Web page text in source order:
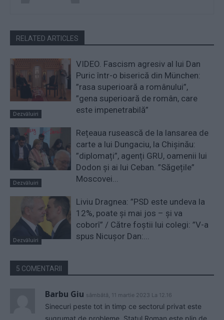
RELATED ARTICLES
Dezvăluiri
VIDEO. Fascism agresiv al lui Dan
Puric într-o biserică din München:
”rasa superioară a românului”,
”gena superioară de român, care
este impenetrabilă”
Dezvăluiri
Rețeaua rusească de la lansarea de
carte a lui Dungaciu, la Chișinău:
”diplomați”, agenți GRU, oamenii lui
Dodon și ai lui Ceban. ”Săgețile”
Moscovei...
Dezvăluiri
Liviu Dragnea: ”PSD este undeva la
12%, poate și mai jos – și va
coborî” / Către foștii lui colegi: ”V-a
spus Nicușor Dan:...
5 COMENTARII
Barbu Giu sâmbătă, 11 martie 2023 La 12.16
Sinecuri peste tot in timp ce sectorul privat este